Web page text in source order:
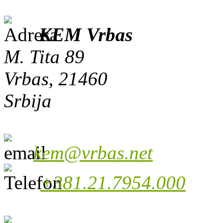
KEM Vrbas
M. Tita 89
Vrbas, 21460
Srbija
kem@vrbas.net
+381.21.7954.000